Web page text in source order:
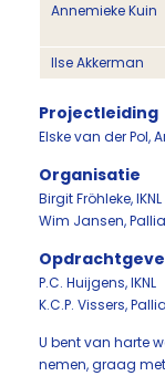
Annemieke Kuin
Ilse Akkerman
Projectleiding
Elske van der Pol,
Organisatie
Birgit Fröhleke, IKNL
Wim Jansen,
P.C. Huijgens, IKNL
K.C.P. Vissers,
U bent van harte
nemen, graag